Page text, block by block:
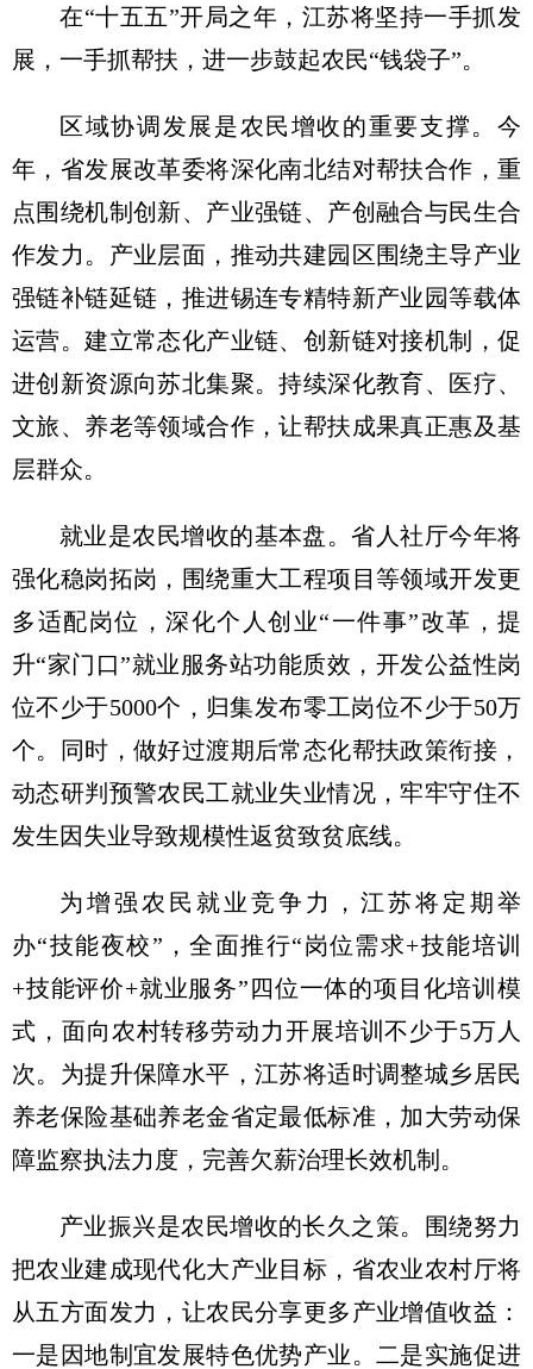
在“十五五”开局之年，江苏将坚持一手抓发
展，一手抓帮扶，进一步鼓起农民“钱袋子”。
区域协调发展是农民增收的重要支撑。今
年，省发展改革委将深化南北结对帮扶合作，重
点围绕机制创新、产业强链、产创融合与民生合
作发力。产业层面，推动共建园区围绕主导产业
强链补链延链，推进锡连专精特新产业园等载体
运营。建立常态化产业链、创新链对接机制，促
进创新资源向苏北集聚。持续深化教育、医疗、
文旅、养老等领域合作，让帮扶成果真正惠及基
层群众。
就业是农民增收的基本盘。省人社厅今年将
强化稳岗拓岗，围绕重大工程项目等领域开发更
多适配岗位，深化个人创业“一件事”改革，提
升“家门口”就业服务站功能质效，开发公益性岗
位不少于5000个，归集发布零工岗位不少于50万
个。同时，做好过渡期后常态化帮扶政策衔接，
动态研判预警农民工就业失业情况，牢牢守住不
发生因失业导致规模性返贫致贫底线。
为增强农民就业竞争力，江苏将定期举
办“技能夜校”，全面推行“岗位需求+技能培训
+技能评价+就业服务”四位一体的项目化培训模
式，面向农村转移劳动力开展培训不少于5万人
次。为提升保障水平，江苏将适时调整城乡居民
养老保险基础养老金省定最低标准，加大劳动保
障监察执法力度，完善欠薪治理长效机制。
产业振兴是农民增收的长久之策。围绕努力
把农业建成现代化大产业目标，省农业农村厅将
从五方面发力，让农民分享更多产业增值收益：
一是因地制宜发展特色优势产业。二是实施促进